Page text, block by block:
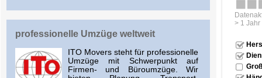
professionelle Umzüge weltweit
ITO Movers steht für professionelle
Umzüge mit Schwerpunkt auf
Firmen- und Büroumzüge. Wir
> 1 Jahr